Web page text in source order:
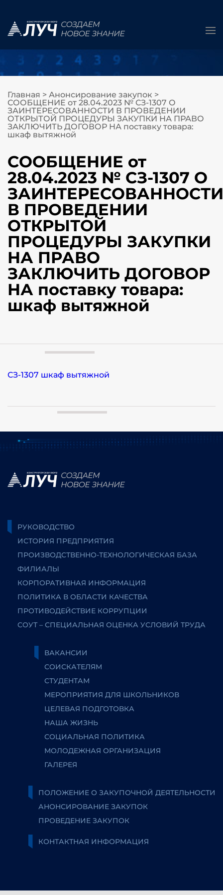
Главная > Анонсирование закупок >
СООБЩЕНИЕ от 28.04.2023 № СЗ-1307 О
ЗАИНТЕРЕСОВАННОСТИ В ПРОВЕДЕНИИ
ОТКРЫТОЙ ПРОЦЕДУРЫ ЗАКУПКИ НА ПРАВО
ЗАКЛЮЧИТЬ ДОГОВОР НА поставку товара:
шкаф вытяжной
СООБЩЕНИЕ от
28.04.2023 № СЗ-1307 О
ЗАИНТЕРЕСОВАННОСТИ
В ПРОВЕДЕНИИ
ОТКРЫТОЙ
ПРОЦЕДУРЫ ЗАКУПКИ
НА ПРАВО
ЗАКЛЮЧИТЬ ДОГОВОР
НА поставку товара:
шкаф вытяжной
СЗ-1307 шкаф вытяжной
РУКОВОДСТВО
ИСТОРИЯ ПРЕДПРИЯТИЯ
ПРОИЗВОДСТВЕННО-ТЕХНОЛОГИЧЕСКАЯ БАЗА
ФИЛИАЛЫ
КОРПОРАТИВНАЯ ИНФОРМАЦИЯ
ПОЛИТИКА В ОБЛАСТИ КАЧЕСТВА
ПРОТИВОДЕЙСТВИЕ КОРРУПЦИИ
СОУТ – СПЕЦИАЛЬНАЯ ОЦЕНКА УСЛОВИЙ ТРУДА
ВАКАНСИИ
СОИСКАТЕЛЯМ
СТУДЕНТАМ
МЕРОПРИЯТИЯ ДЛЯ ШКОЛЬНИКОВ
ЦЕЛЕВАЯ ПОДГОТОВКА
НАША ЖИЗНЬ
СОЦИАЛЬНАЯ ПОЛИТИКА
МОЛОДЕЖНАЯ ОРГАНИЗАЦИЯ
ГАЛЕРЕЯ
ПОЛОЖЕНИЕ О ЗАКУПОЧНОЙ ДЕЯТЕЛЬНОСТИ
АНОНСИРОВАНИЕ ЗАКУПОК
ПРОВЕДЕНИЕ ЗАКУПОК
КОНТАКТНАЯ ИНФОРМАЦИЯ